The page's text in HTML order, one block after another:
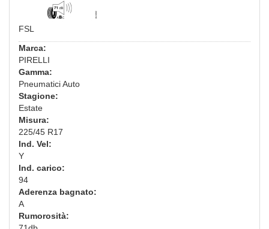
FSL
Marca:
PIRELLI
Gamma:
Pneumatici Auto
Stagione:
Estate
Misura:
225/45 R17
Ind. Vel:
Y
Ind. carico:
94
Aderenza bagnato:
A
Rumorosità: